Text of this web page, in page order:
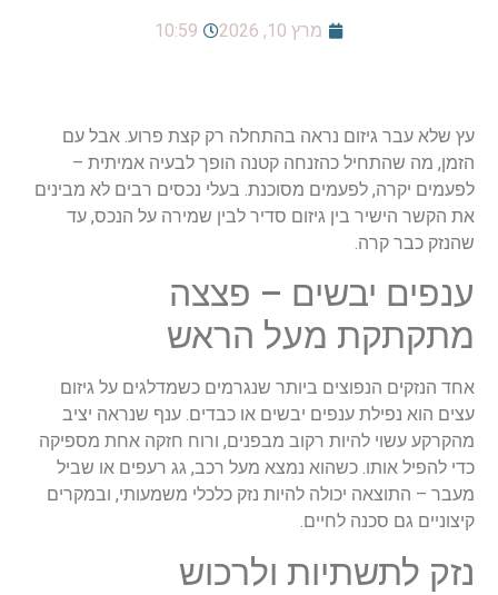
מרץ 10, 2026 10:59
עץ שלא עבר גיזום נראה בהתחלה רק קצת פרוע. אבל עם
הזמן, מה שהתחיל כהזנחה קטנה הופך לבעיה אמיתית –
לפעמים יקרה, לפעמים מסוכנת. בעלי נכסים רבים לא מבינים
את הקשר הישיר בין גיזום סדיר לבין שמירה על הנכס, עד
שהנזק כבר קרה.
ענפים יבשים – פצצה
מתקתקת מעל הראש
אחד הנזקים הנפוצים ביותר שנגרמים כשמדלגים על גיזום
עצים הוא נפילת ענפים יבשים או כבדים. ענף שנראה יציב
מהקרקע עשוי להיות רקוב מבפנים, ורוח חזקה אחת מספיקה
כדי להפיל אותו. כשהוא נמצא מעל רכב, גג רעפים או שביל
מעבר – התוצאה יכולה להיות נזק כלכלי משמעותי, ובמקרים
קיצוניים גם סכנה לחיים.
נזק לתשתיות ולרכוש